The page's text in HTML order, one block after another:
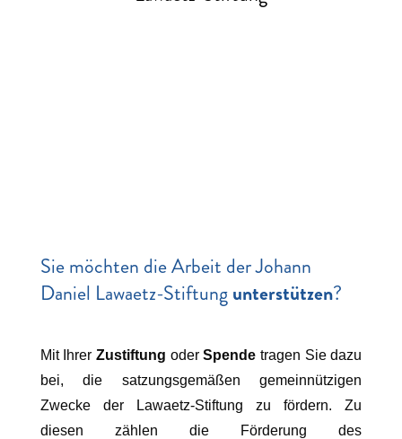
Sie möchten die Arbeit der Johann
Daniel Lawaetz-Stiftungunterstützen?
Mit IhrerZustiftung oderSpende tragen Sie dazu
bei, die satzungsgemäßen gemeinnützigen
Zwecke der Lawaetz-Stiftung zu fördern. Zu
diesen zählen die Förderung des